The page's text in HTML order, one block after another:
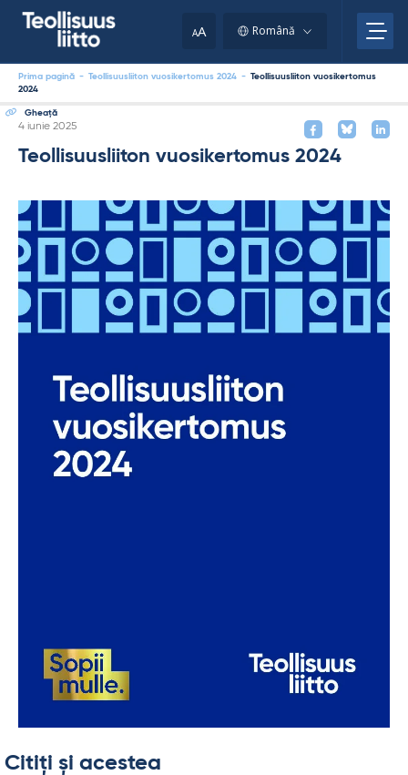
AA Română
Prima pagină - Teollisuusliiton vuosikertomus 2024 - Teollisuusliiton vuosikertomus
2024
Gheaţă
Kirjoitettu
4 iunie 2025
Teollisuusliiton vuosikertomus 2024
Citiți și acestea